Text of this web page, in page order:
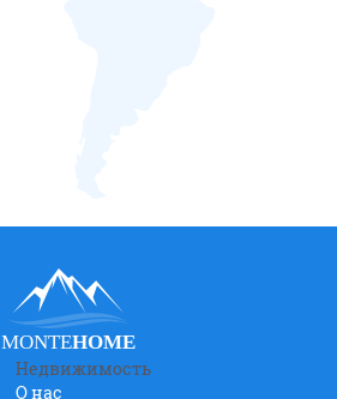
MONTEHOME
Недвижимость
О нас